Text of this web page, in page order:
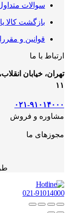
سوالات
بازگشت کالا
قوانین و
ارتباط با ما
تهران، خیابان
۱۱
۰۲۱-۹۱۰۱۴۰۰۰
مشاوره و فروش
مجوزهای ما
021-91014000